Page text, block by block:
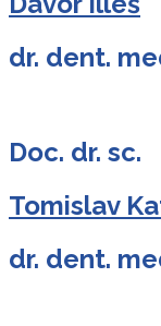
dr. dent.
Doc. dr. sc.
Tomislav
dr. dent.